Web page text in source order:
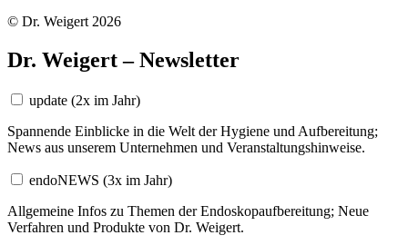
© Dr. Weigert 2026
Dr. Weigert – Newsletter
update (2x im Jahr)
Spannende Einblicke in die Welt der Hygiene und Aufbereitung;
News aus unserem Unternehmen und Veranstaltungshinweise.
endoNEWS (3x im Jahr)
Allgemeine Infos zu Themen der Endoskopaufbereitung; Neue
Verfahren und Produkte von Dr. Weigert.